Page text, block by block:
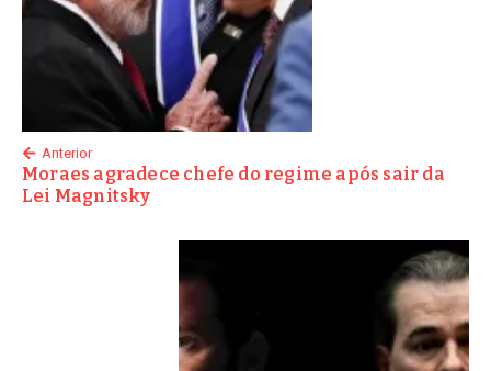
Anterior
Moraes agradece chefe do regime após sair da
Lei Magnitsky